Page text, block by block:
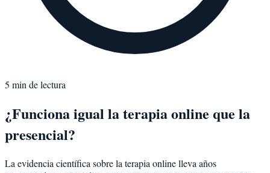
5 min de lectura
¿Funciona igual la terapia online que la
presencial?
La evidencia científica sobre la terapia online lleva años